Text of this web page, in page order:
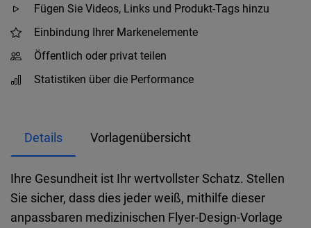
Fügen Sie Videos, Links und Produkt-Tags hinzu
Einbindung Ihrer Markenelemente
Öffentlich oder privat teilen
Statistiken über die Performance
Details Vorlagenübersicht
Ihre Gesundheit ist Ihr wertvollster Schatz. Stellen
Sie sicher, dass dies jeder weiß, mithilfe dieser
anpassbaren medizinischen Flyer-Design-Vorlage